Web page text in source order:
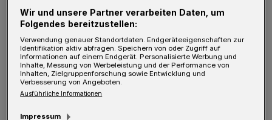
„Eine solche Umweltspur würde nicht nur
Staus auf der Talachse verursachen, sie trüge
auch dazu bei, dass die Nord-Süd-
Verbindungen unsere Stadt noch stärker
Wir und unsere Partner verarbeiten Daten, um
Folgendes bereitzustellen:
Verwendung genauer Standortdaten. Endgeräteeigenschaften zur
Identifikation aktiv abfragen. Speichern von oder Zugriff auf
Informationen auf einem Endgerät. Personalisierte Werbung und
Inhalte, Messung von Werbeleistung und der Performance von
Inhalten, Zielgruppenforschung sowie Entwicklung und
Verbesserung von Angeboten.
Ausführliche Informationen
Impressum